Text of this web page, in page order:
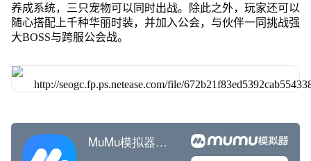
养成系统，三只宠物可以同时出战。除此之外，玩家还可以
随心搭配上千种华丽时装，并加入公会，与伙伴一同挑战强
大BOSS与跨服公会战。